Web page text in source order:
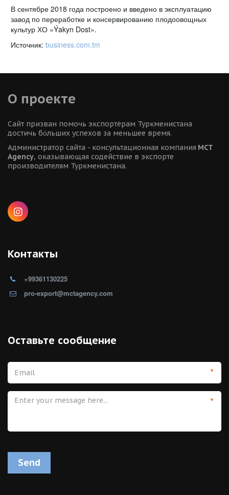
В сентябре 2018 года построено и введено в эксплуатацию
завод по переработке и консервированию плодоовощных
культур ХО «Ýakyn Dost».
Источник: business.com.tm
О проекте
Сайт призван помочь экспортёрам Туркменистана
достичь бόльших успехов за меньшее время.
Администратор сайта - консультационная компания MCT
Agency, оказывающая содействие в экспорте
производителям Туркменистана.
Контакты
+99361130225
pro-export@mctagency.com
Оставьте сообщение
*
*
Send